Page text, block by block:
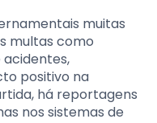
muitas
multas como
positivo na
há reportagens
nos sistemas de